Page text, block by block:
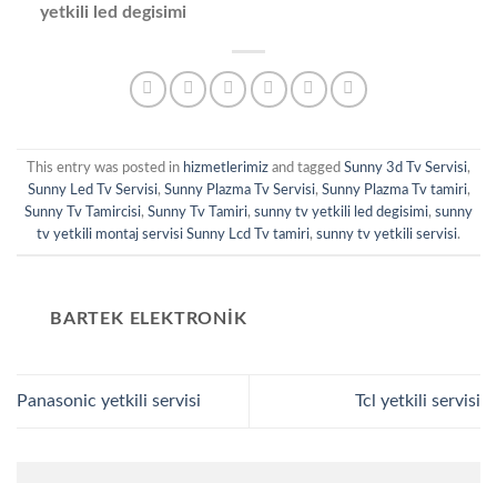
yetkili led degisimi
This entry was posted in hizmetlerimiz and tagged Sunny 3d Tv Servisi,
Sunny Led Tv Servisi, Sunny Plazma Tv Servisi, Sunny Plazma Tv tamiri,
Sunny Tv Tamircisi, Sunny Tv Tamiri, sunny tv yetkili led degisimi, sunny
tv yetkili montaj servisi Sunny Lcd Tv tamiri, sunny tv yetkili servisi.
BARTEK ELEKTRONIK
Panasonic yetkili servisi Tcl yetkili servisi